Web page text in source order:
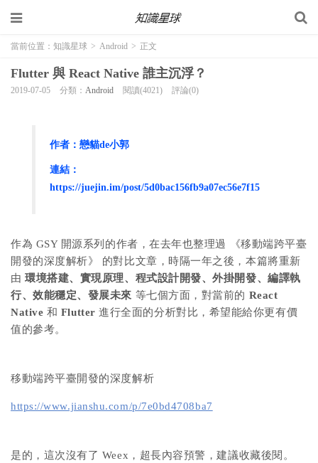
當前位置： 知識星球 > Android > 正文
Flutter 與 React Native 誰主沉浮？
2019-07-05 分類： Android 閱讀(4021) 評論(0)
作者：戀貓de小郭
連結：
https://juejin.im/post/5d0bac156fb9a07ec56e7f15
作為 GSY 開源系列的作者，在去年也整理過 《移動端跨平臺
開發的深度解析》 的對比文章，時隔一年之後，本篇將重新
由環境搭建、實現原理、程式設計開發、外掛開發、編譯執
行、效能穩定、發展未來 等七個方面，對當前的 React
Native 和 Flutter 進行全面的分析對比，希望能給你更有價
值的參考。
移動端跨平臺開發的深度解析
https://www.jianshu.com/p/7e0bd4708ba7
是的，這次沒有了 Weex，超長內容預警，建議收藏後閱。